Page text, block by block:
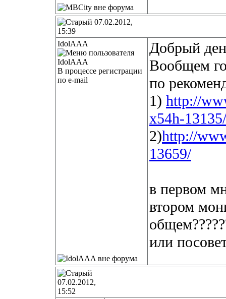
07.02.2012,
15:39
IdolAAA
В процессе регистрации
по e-mail
Добрый
Вообщем
по
1) http://
x54h-13135/
2)http://
13659/
в первом
втором
или
07.02.2012,
15:52